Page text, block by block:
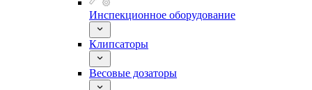
Инспекционное оборудование
Клипсаторы
Весовые дозаторы